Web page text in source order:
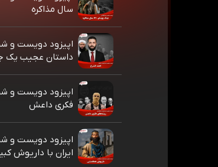
سال مذاکره
اپیزود دویست و
داستان عجیب یک
اپیزود دویست
فکری داعش
اپیزود دویست و
ایران با داریوش